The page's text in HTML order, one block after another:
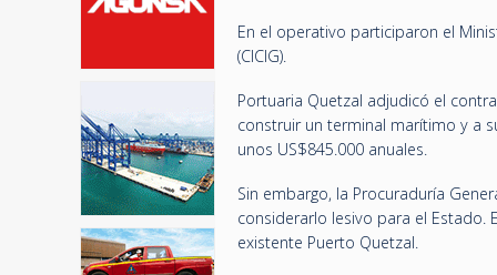
En el operativo participaron el
(CICIG).
Portuaria Quetzal adjudicó el
construir un terminal marítimo y a
unos US$845.000 anuales.
Sin embargo, la Procuraduría
considerarlo lesivo para el Estado.
existente Puerto Quetzal.